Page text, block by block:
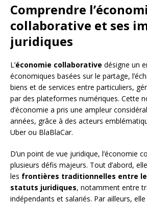
Comprendre
collaborative et ses
juridiques
L’économie collaborative désigne un
économiques basées sur le partage,
biens et de services entre particuliers,
par des plateformes numériques. Cette
d’économie a pris une ampleur
années, grâce à des acteurs
Uber ou BlaBlaCar.
D’un point de vue juridique, l’économie
plusieurs défis majeurs. Tout d’abord,
les frontières traditionnelles entre
statuts juridiques, notamment entre
indépendants et salariés. Par ailleurs,